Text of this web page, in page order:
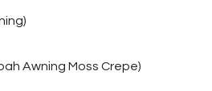
Awning Moss Crepe)